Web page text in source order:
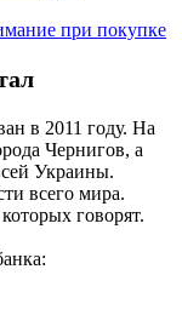
при покупке
в 2011 году. На
Чернигов, а
Украины.
всего мира.
говорят.